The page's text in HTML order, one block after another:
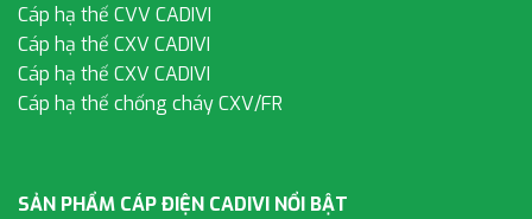
Cáp hạ thế CVV CADIVI
Cáp hạ thế CXV CADIVI
Cáp hạ thế CXV CADIVI
Cáp hạ thế chống cháy CXV/FR
SẢN PHẨM CÁP ĐIỆN CADIVI NỔI BẬT